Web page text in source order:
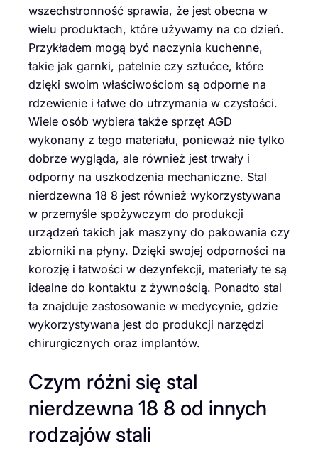
wszechstronność sprawia, że jest obecna w
wielu produktach, które używamy na co dzień.
Przykładem mogą być naczynia kuchenne,
takie jak garnki, patelnie czy sztućce, które
dzięki swoim właściwościom są odporne na
rdzewienie i łatwe do utrzymania w czystości.
Wiele osób wybiera także sprzęt AGD
wykonany z tego materiału, ponieważ nie tylko
dobrze wygląda, ale również jest trwały i
odporny na uszkodzenia mechaniczne. Stal
nierdzewna 18 8 jest również wykorzystywana
w przemyśle spożywczym do produkcji
urządzeń takich jak maszyny do pakowania czy
zbiorniki na płyny. Dzięki swojej odporności na
korozję i łatwości w dezynfekcji, materiały te są
idealne do kontaktu z żywnością. Ponadto stal
ta znajduje zastosowanie w medycynie, gdzie
wykorzystywana jest do produkcji narzędzi
chirurgicznych oraz implantów.
Czym różni się stal
nierdzewna 18 8 od innych
rodzajów stali